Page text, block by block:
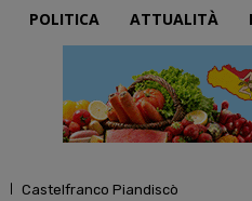
POLITICA ATTUALITÀ
Castelfranco Piandiscò